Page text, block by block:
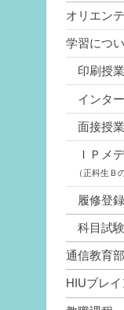
オリエン
学習につ
印刷授業
インタ
面接授
ＩＰメ
（正科生Ｂの
履修登録
科目試験
通信教育
HIUブレイ